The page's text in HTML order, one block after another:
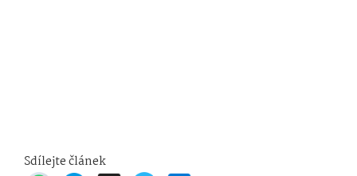
Sdílejte článek